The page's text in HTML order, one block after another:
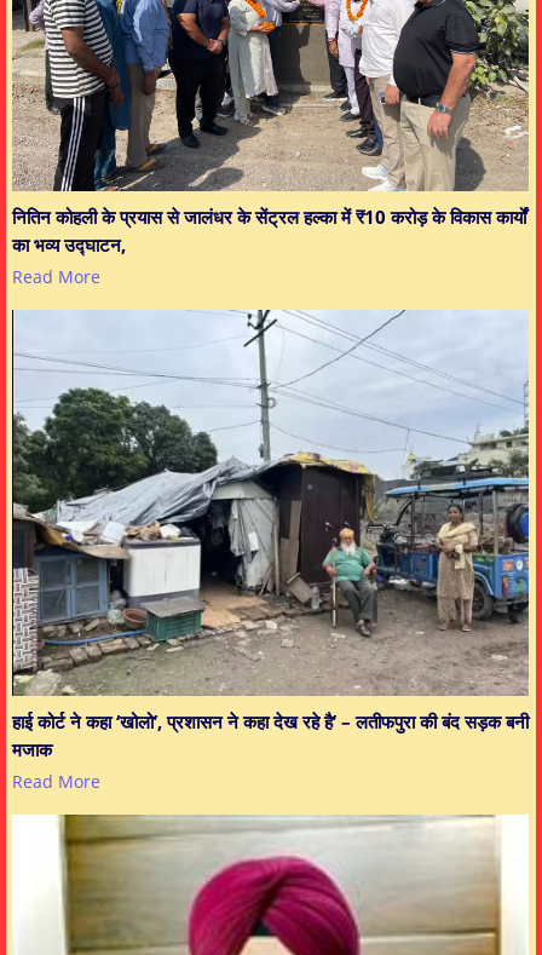
नितिन कोहली के प्रयास से जालंधर के सेंट्रल हल्का में ₹10 करोड़ के विकास कार्यों
का भव्य उद्घाटन,
Read More
हाई कोर्ट ने कहा ‘खोलो’, प्रशासन ने कहा देख रहे है’ – लतीफपुरा की बंद सड़क बनी
मजाक
Read More